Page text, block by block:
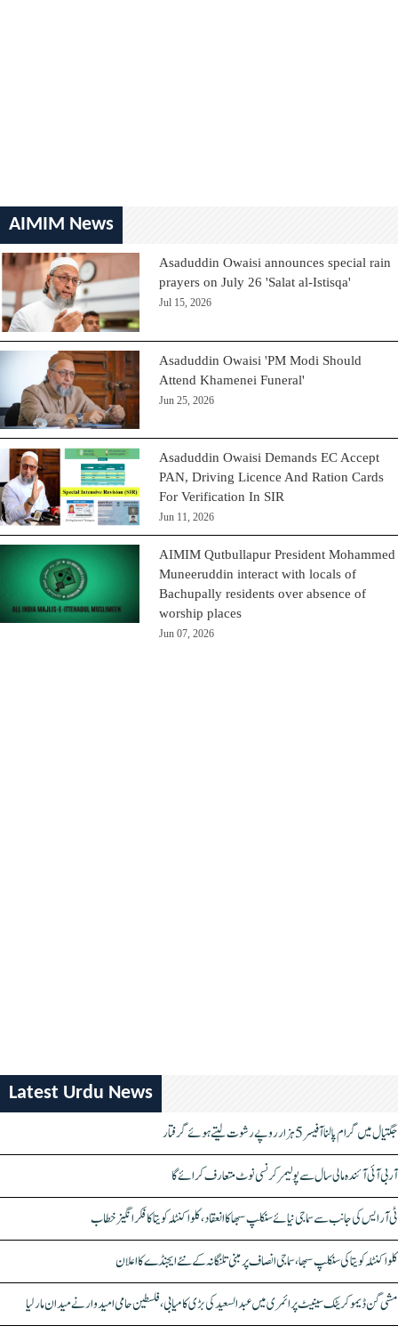
AIMIM News
Asaduddin Owaisi announces special rain
prayers on July 26 'Salat al-Istisqa'
Jul 15, 2026
Asaduddin Owaisi 'PM Modi Should
Attend Khamenei Funeral'
Jun 25, 2026
Asaduddin Owaisi Demands EC Accept
PAN, Driving Licence And Ration Cards
For Verification In SIR
Jun 11, 2026
AIMIM Qutbullapur President Mohammed
Muneeruddin interact with locals of
Bachupally residents over absence of
worship places
Jun 07, 2026
Latest Urdu News
جگتیال میں گرام پالنا آفیسر 5 ہزار روپے رشوت لیتے ہوئے گرفتار
آر بی آئی آئندہ مالی سال سے پولیمر کرنسی نوٹ متعارف کرائے گا
ٹی آر ایس کی جانب سے سماجی نیائے سنکلپ سبھا کا انعقاد، کلواکنٹلہ کویتا کا فکر انگیز خطاب
کلواکنٹلہ کویتا کی سنکلپ سبھا، سماجی انصاف پر مبنی تلنگانہ کے نئے ایجنڈے کا اعلان
مشی گن ڈیموکریٹک سینیٹ پرائمری میں عبدالسعید کی بڑی کامیابی، فلسطین حامی امیدوار نے میدان مار لیا